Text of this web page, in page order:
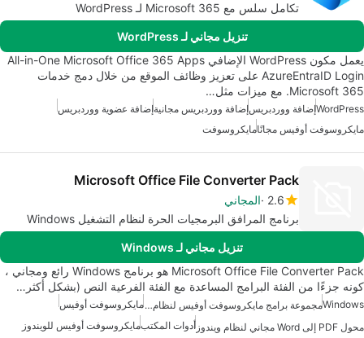
تكامل سلس مع Microsoft 365 لـ WordPress
تنزيل مجاني لـ WordPress
يعمل مكون WordPress الإضافي All-in-One Microsoft Office 365 Apps
AzureEntraID Login على تعزيز وظائف الموقع من خلال دمج خدمات
Microsoft 365. مع ميزات مثل…
WordPressإضافة ووردبريسإضافة ووردبريس مجانيةإضافة عضوية ووردبريس
مايكروسوفت أوفيس مجانًامايكروسوفت
Microsoft Office File Converter Pack
2.6 المجاني
برنامج المرافق البرمجيات الحرة لنظام التشغيل Windows
تنزيل مجاني لـ Windows
Microsoft Office File Converter Pack هو برنامج Windows رائع ومجاني ،
كونه جزءًا من الفئة البرامج المساعدة مع الفئة الفرعية النص (بشكل أكثر…
Windows مجموعة برامج مايكروسوفت أوفيس لنظام التشغيل ويندوزمايكروسوفت أوفيس
محول PDF إلى Word مجاني لنظام ويندوز
أدوات المكتبمايكروسوفت أوفيس للويندوز